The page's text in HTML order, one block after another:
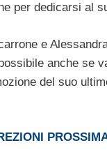
per dedicarsi al
e
anche se
del suo